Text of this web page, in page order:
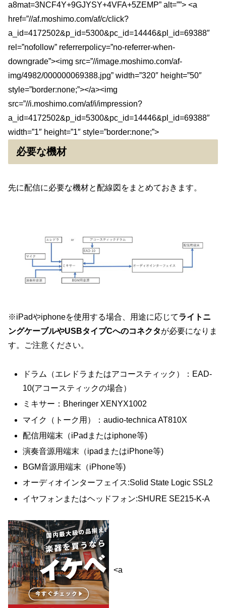
a8mat=3NCF4Y+9GJYSY+4VFA+5ZEMP” alt=””> <a
href=”//af.moshimo.com/af/c/click?
a_id=4172502&p_id=5300&pc_id=14446&pl_id=69388″
rel=”nofollow” referrerpolicy=”no-referrer-when-
downgrade”><img src=”//image.moshimo.com/af-
img/4982/000000069388.jpg” width=”320″ height=”50″
style=”border:none;”></a><img
src=”//i.moshimo.com/af/i/impression?
a_id=4172502&p_id=5300&pc_id=14446&pl_id=69388″
width=”1″ height=”1″ style=”border:none;”>
必要な機材
先に配信に必要な機材と配線図をまとめておきます。
※iPadやiphoneを使用する場合、用途に応じてライトニ
ングケーブルやUSBタイプCへのコネクタが必要になりま
す。ご注意ください。
ドラム（エレドラまたはアコースティック）：EAD-
10(アコースティックの場合）
ミキサー：Bheringer XENYX1002
マイク（トーク用）：audio-technica AT810X
配信用端末（iPadまたはiphone等)
演奏音源用端末（ipadまたはiPhone等)
BGM音源用端末（iPhone等)
オーディオインターフェイス:Solid State Logic SSL2
イヤフォンまたはヘッドフォン:SHURE SE215-K-A
<a